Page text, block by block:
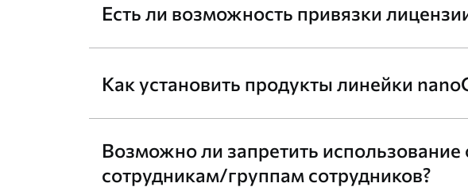
Есть ли возможность привязки
Как установить продукты линейки
Возможно ли запретить
сотрудникам/группам сотрудников?